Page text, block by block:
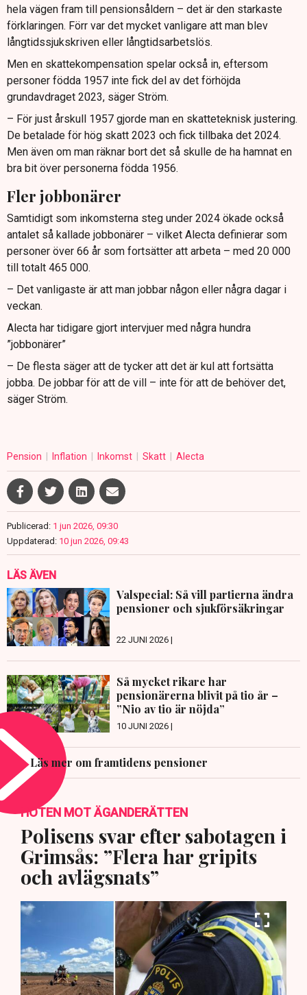
hela vägen fram till pensionsåldern – det är den starkaste
förklaringen. Förr var det mycket vanligare att man blev
långtidssjukskriven eller långtidsarbetslös.
Men en skattekompensation spelar också in, eftersom
personer födda 1957 inte fick del av det förhöjda
grundavdraget 2023, säger Ström.
– För just årskull 1957 gjorde man en skatteteknisk justering.
De betalade för hög skatt 2023 och fick tillbaka det 2024.
Men även om man räknar bort det så skulle de ha hamnat en
bra bit över personerna födda 1956.
Fler jobbonärer
Samtidigt som inkomsterna steg under 2024 ökade också
antalet så kallade jobbonärer – vilket Alecta definierar som
personer över 66 år som fortsätter att arbeta – med 20 000
till totalt 465 000.
– Det vanligaste är att man jobbar någon eller några dagar i
veckan.
Alecta har tidigare gjort intervjuer med några hundra
”jobbonärer”
– De flesta säger att de tycker att det är kul att fortsätta
jobba. De jobbar för att de vill – inte för att de behöver det,
säger Ström.
Pension Inflation Inkomst Skatt Alecta
Publicerad: 1 jun 2026, 09:30
Uppdaterad: 10 jun 2026, 09:43
LÄS ÄVEN
Valspecial: Så vill partierna ändra
pensioner och sjukförsäkringar
22 JUNI 2026 |
Så mycket rikare har
pensionärerna blivit på tio år –
”Nio av tio är nöjda”
10 JUNI 2026 |
Läs mer om framtidens pensioner
HOTEN MOT ÄGANDERÄTTEN
Polisens svar efter sabotagen i
Grimsås: ”Flera har gripits
och avlägsnats”